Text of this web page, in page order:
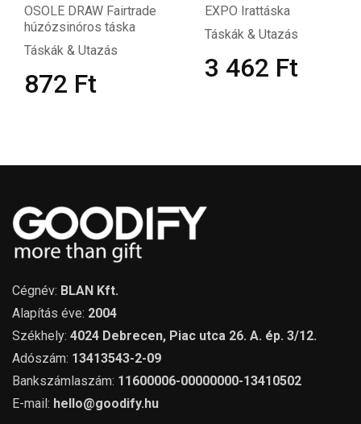
OSOLE DRAW Fairtrade
húzózsinóros táska
Táskák & Utazás
872 Ft
EXPO Irattáska
Táskák & Utazás
3 462 Ft
Cégnév: BLAN Kft.
Alapítás éve: 2004
Székhely: 4024 Debrecen, Piac utca 26. A. ép. 3/12.
Adószám: 13413543-2-09
Bankszámlaszám: 11600006-00000000-13410502
E-mail: hello@goodify.hu